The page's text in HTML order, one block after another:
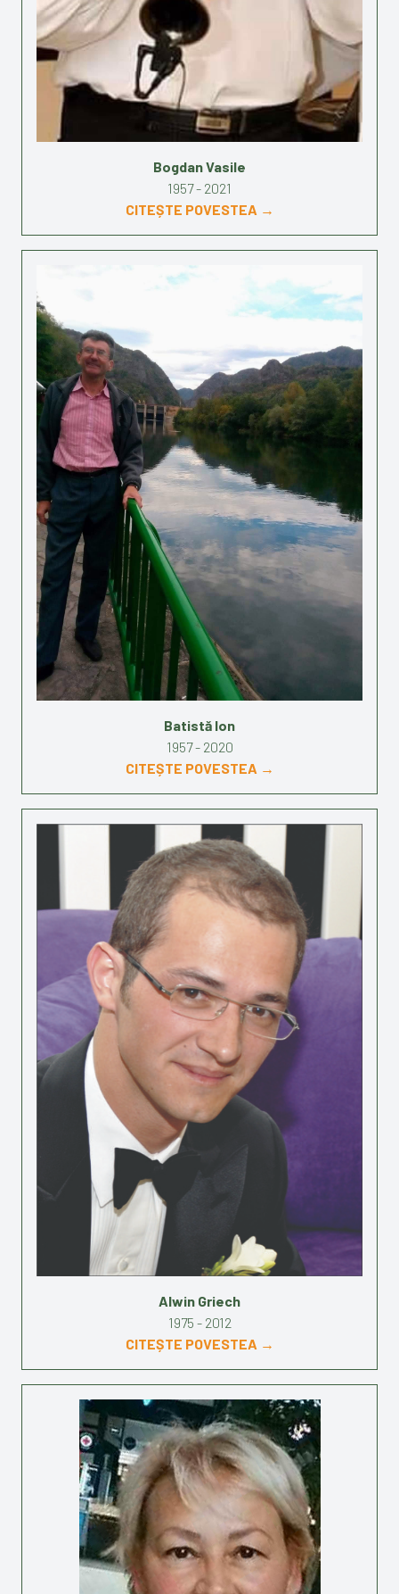
Bogdan Vasile
1957 - 2021
CITEȘTE POVESTEA →
Batistă Ion
1957 - 2020
CITEȘTE POVESTEA →
Alwin Griech
1975 - 2012
CITEȘTE POVESTEA →